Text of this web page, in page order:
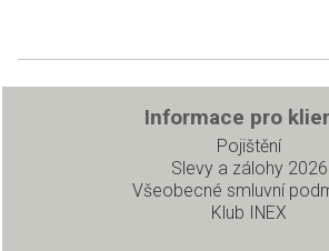
Informace pro
Pojištění
Slevy a zálohy 2026
Všeobecné smluvní
Klub INEX